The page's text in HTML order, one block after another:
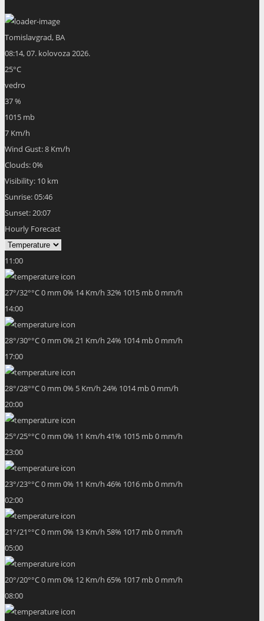
Tomislavgrad, BA
08:14,07. kolovoza 2026.
25°C
vedro
37 %
1015 mb
7 Km/h
Wind Gust:8 Km/h
Clouds:0%
Visibility: 10 km
Sunrise:05:46
Sunset:20:07
Hourly Forecast
11:00
27°/32°°C0 mm 0% 14 Km/h 32% 1015 mb0 mm/h
14:00
28°/30°°C0 mm 0% 21 Km/h 24% 1014 mb0 mm/h
17:00
28°/28°°C0 mm 0% 5 Km/h 24% 1014 mb0 mm/h
20:00
25°/25°°C0 mm 0% 11 Km/h 41% 1015 mb0 mm/h
23:00
23°/23°°C0 mm 0% 11 Km/h 46% 1016 mb0 mm/h
02:00
21°/21°°C0 mm 0% 13 Km/h 58% 1017 mb0 mm/h
05:00
20°/20°°C0 mm 0% 12 Km/h 65% 1017 mb0 mm/h
08:00